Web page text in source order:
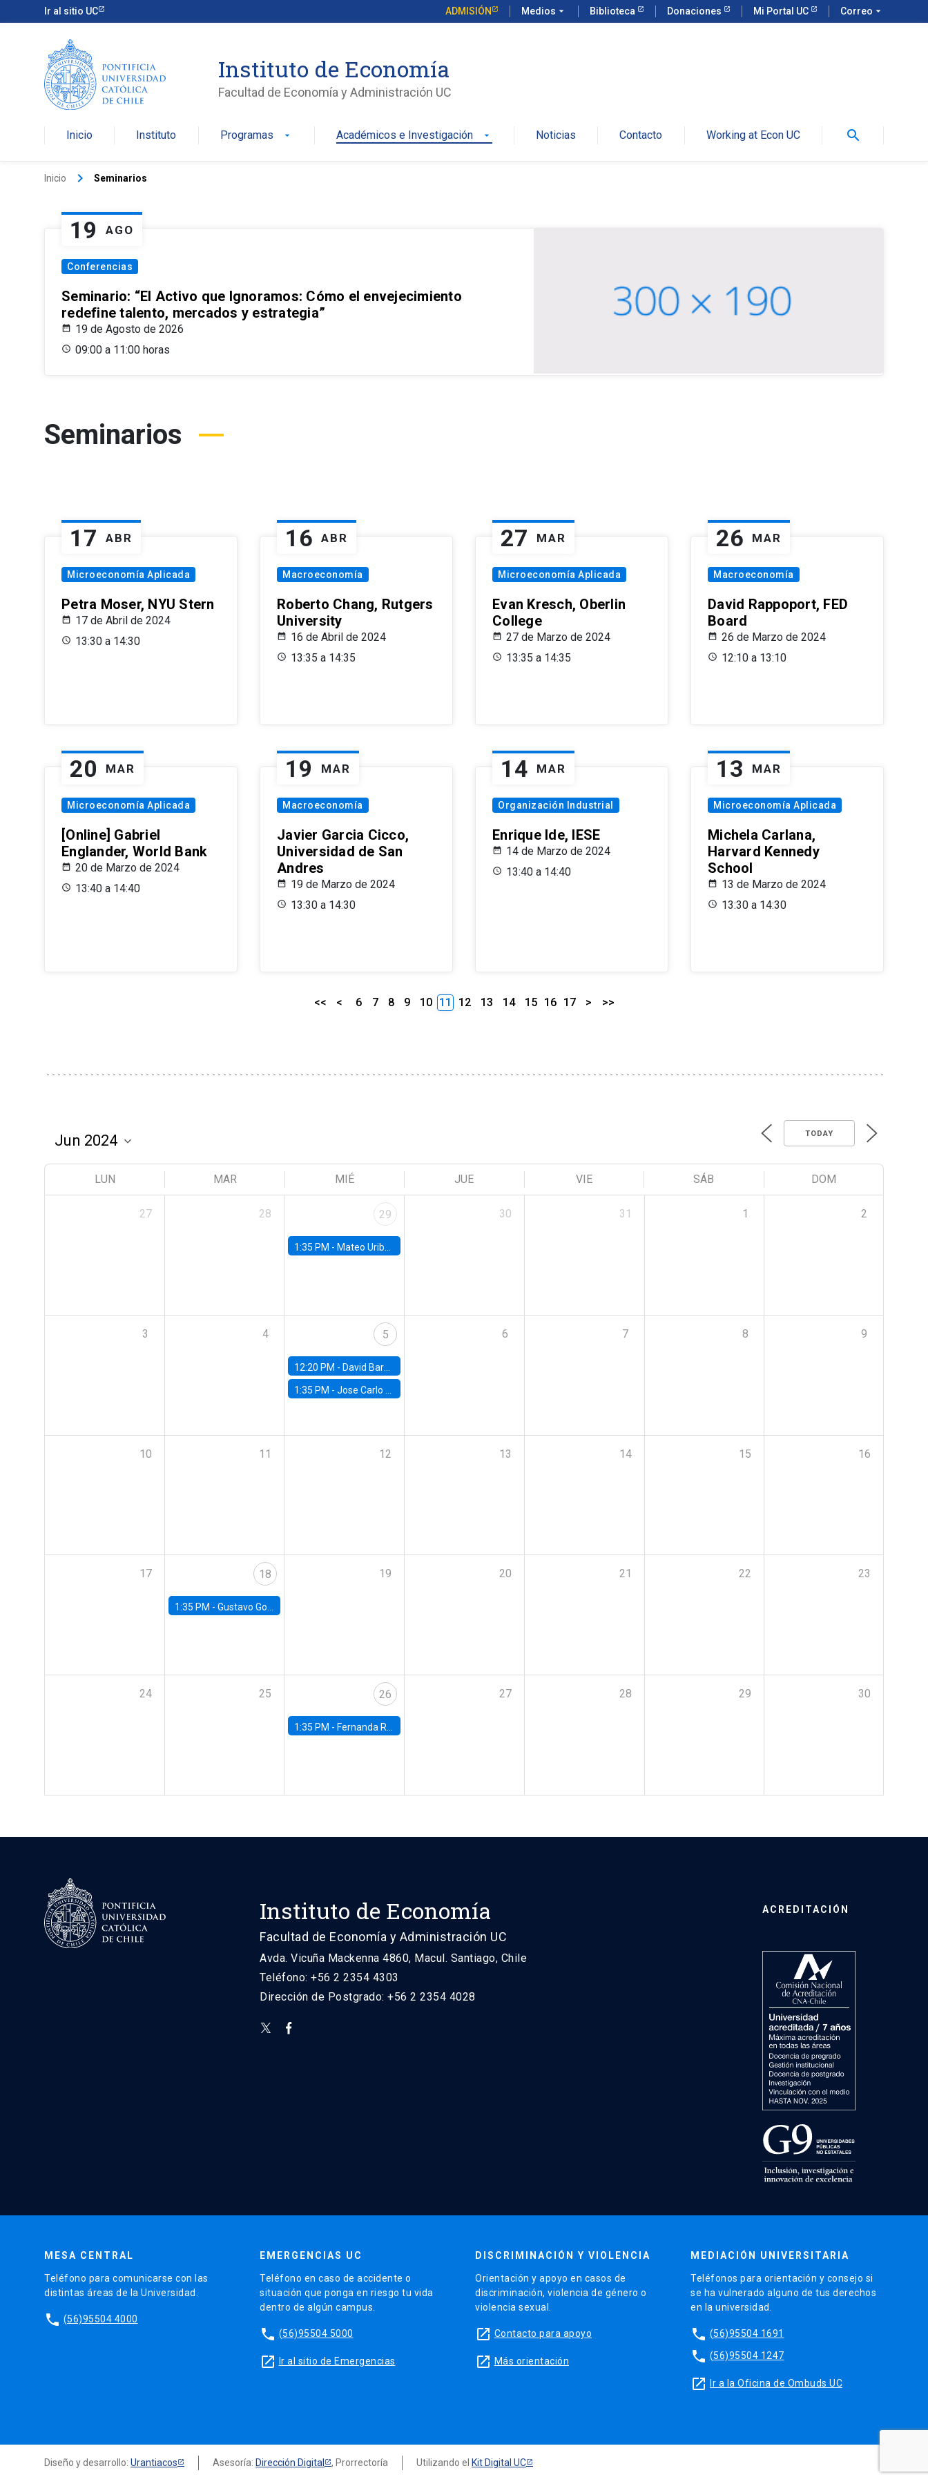
Ir al sitio UC ADMISIÓN Medios arrow_drop_down Biblioteca Donaciones Mi Portal UC Correo arrow_drop_down
Instituto de Economía
Facultad de Economía y Administración UC
Inicio Instituto Programas arrow_drop_down Académicos e Investigación arrow_drop_down Noticias Contacto Working at Econ UC search
Inicio keyboard_arrow_right Seminarios
19 AGO
Conferencias
Seminario: “El Activo que Ignoramos: Cómo el envejecimiento
redefine talento, mercados y estrategia”
19 de Agosto de 2026
09:00 a 11:00 horas
Seminarios
17 ABR
Microeconomía Aplicada
Petra Moser, NYU Stern
17 de Abril de 2024
13:30 a 14:30
16 ABR
Macroeconomía
Roberto Chang, Rutgers
University
16 de Abril de 2024
13:35 a 14:35
27 MAR
Microeconomía Aplicada
Evan Kresch, Oberlin
College
27 de Marzo de 2024
13:35 a 14:35
26 MAR
Macroeconomía
David Rappoport, FED
Board
26 de Marzo de 2024
12:10 a 13:10
20 MAR
Microeconomía Aplicada
[Online] Gabriel
Englander, World Bank
20 de Marzo de 2024
13:40 a 14:40
19 MAR
Macroeconomía
Javier Garcia Cicco,
Universidad de San
Andres
19 de Marzo de 2024
13:30 a 14:30
14 MAR
Organización Industrial
Enrique Ide, IESE
14 de Marzo de 2024
13:40 a 14:40
13 MAR
Microeconomía Aplicada
Michela Carlana,
Harvard Kennedy
School
13 de Marzo de 2024
13:30 a 14:30
<< < 6 7 8 9 10 11 12 13 14 15 16 17 > >>
TODAY
LUN MAR MIÉ JUE VIE SÁB DOM
27 28 29
1:35 PM - Mateo Uribe-Castro, Universidad de los Andes (Colombia)
30 31 1 2
3 4 5
12:20 PM - David Bardey, Universidad de los Andes - CEDE
1:35 PM -Jose Carlo Bermudez, UC (ME) & World Bank
6 7 8 9
10 11 12 13 14 15 16
17 18
1:35 PM - Gustavo González, Banco Central de Chile
19 20 21 22 23
24 25 26
1:35 PM - Fernanda Rojas Ampuero, University of Wisconsin-Madison
27 28 29 30
Instituto de Economía
Facultad de Economía y Administración UC
Avda. Vicuña Mackenna 4860, Macul. Santiago, Chile
Teléfono: +56 2 2354 4303
Dirección de Postgrado: +56 2 2354 4028
ACREDITACIÓN
MESA CENTRAL
Teléfono para comunicarse con las
distintas áreas de la Universidad.
phone (56)95504 4000
EMERGENCIAS UC
Teléfono en caso de accidente o
situación que ponga en riesgo tu vida
dentro de algún campus.
phone (56)95504 5000
launch Ir al sitio de Emergencias
DISCRIMINACIÓN Y VIOLENCIA
Orientación y apoyo en casos de
discriminación, violencia de género o
violencia sexual.
launch Contacto para apoyo
launch Más orientación
MEDIACIÓN UNIVERSITARIA
Teléfonos para orientación y consejo si
se ha vulnerado alguno de tus derechos
en la universidad.
phone (56)95504 1691
phone (56)95504 1247
launch Ir a la Oficina de Ombuds UC
Diseño y desarrollo: Urantiacos Asesoría: Dirección Digital , Prorrectoría Utilizando el Kit Digital UC